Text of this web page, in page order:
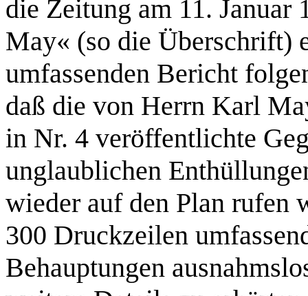
die Zeitung am 11.
May« (so die Überschrift)
umfassenden Bericht
daß die von Herrn Karl
in Nr. 4 veröffentlichte
unglaublichen
wieder auf den Plan rufen
300 Druckzeilen
Behauptungen